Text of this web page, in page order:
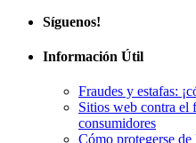
Sitios web contra el
consumidores
Cómo protegerse de
Prueba gratuita